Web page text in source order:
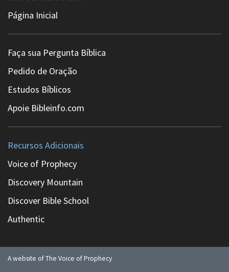
Página Inicial
Faça sua Pergunta Bíblica
Pedido de Oração
Estudos Bíblicos
Apoie Bibleinfo.com
Recursos Adicionais
Voice of Prophecy
Discovery Mountain
Discover Bible School
Authentic
A website of The Voice of Prophecy